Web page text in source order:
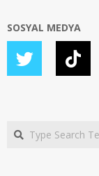
SOSYAL MEDYA
Search